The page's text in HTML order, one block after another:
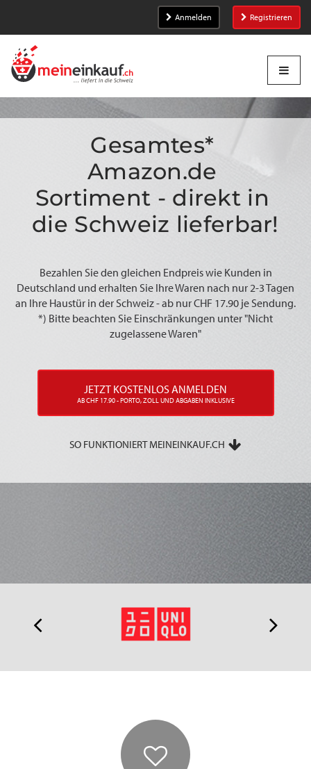
Anmelden Registrieren
Gesamtes*
Amazon.de
Sortiment - direkt in
die Schweiz lieferbar!
Bezahlen Sie den gleichen Endpreis wie Kunden in
Deutschland und erhalten Sie Ihre Waren nach nur 2-3 Tagen
an Ihre Haustür in der Schweiz - ab nur CHF 17.90 je Sendung.
*) Bitte beachten Sie Einschränkungen unter "Nicht
zugelassene Waren"
JETZT KOSTENLOS ANMELDEN
AB CHF 17.90 - PORTO, ZOLL UND ABGABEN INKLUSIVE
SO FUNKTIONIERT MEINEINKAUF.CH